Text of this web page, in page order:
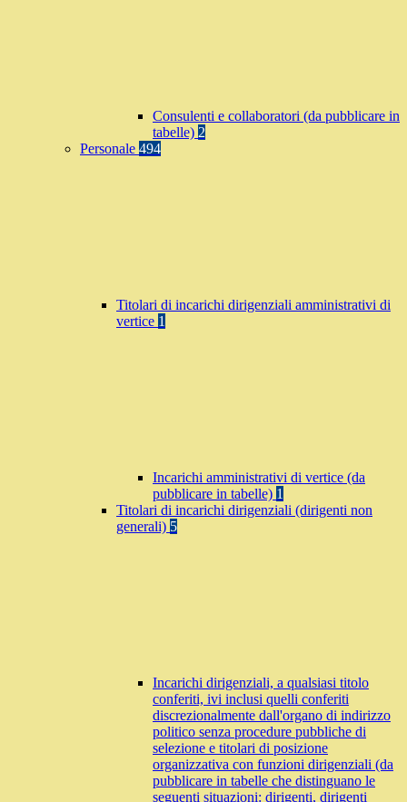
Consulenti e collaboratori (da pubblicare in
tabelle) 2
Personale 494
Titolari di incarichi dirigenziali amministrativi di
vertice 1
Incarichi amministrativi di vertice (da
pubblicare in tabelle) 1
Titolari di incarichi dirigenziali (dirigenti non
generali) 5
Incarichi dirigenziali, a qualsiasi titolo
conferiti, ivi inclusi quelli conferiti
discrezionalmente dall'organo di indirizzo
politico senza procedure pubbliche di
selezione e titolari di posizione
organizzativa con funzioni dirigenziali (da
pubblicare in tabelle che distinguano le
seguenti situazioni: dirigenti, dirigenti